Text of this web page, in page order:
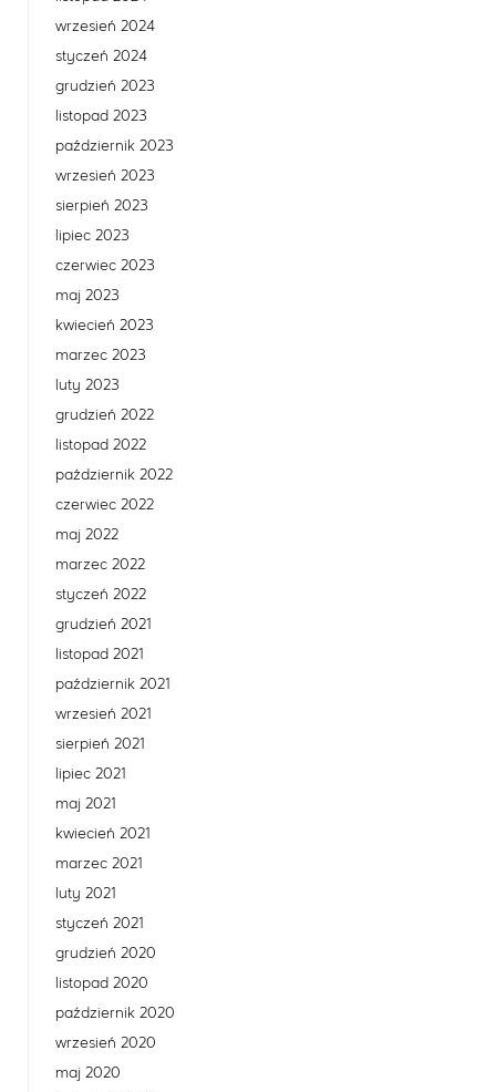
wrzesień 2024
styczeń 2024
grudzień 2023
listopad 2023
październik 2023
wrzesień 2023
sierpień 2023
lipiec 2023
czerwiec 2023
maj 2023
kwiecień 2023
marzec 2023
luty 2023
grudzień 2022
listopad 2022
październik 2022
czerwiec 2022
maj 2022
marzec 2022
styczeń 2022
grudzień 2021
listopad 2021
październik 2021
wrzesień 2021
sierpień 2021
lipiec 2021
maj 2021
kwiecień 2021
marzec 2021
luty 2021
styczeń 2021
grudzień 2020
listopad 2020
październik 2020
wrzesień 2020
maj 2020